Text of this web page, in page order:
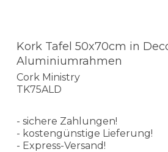
Kork Tafel 50x70cm in
Aluminiumrahmen
Cork Ministry
TK75ALD
- sichere Zahlungen!
- kostengünstige Lieferung!
- Express-Versand!